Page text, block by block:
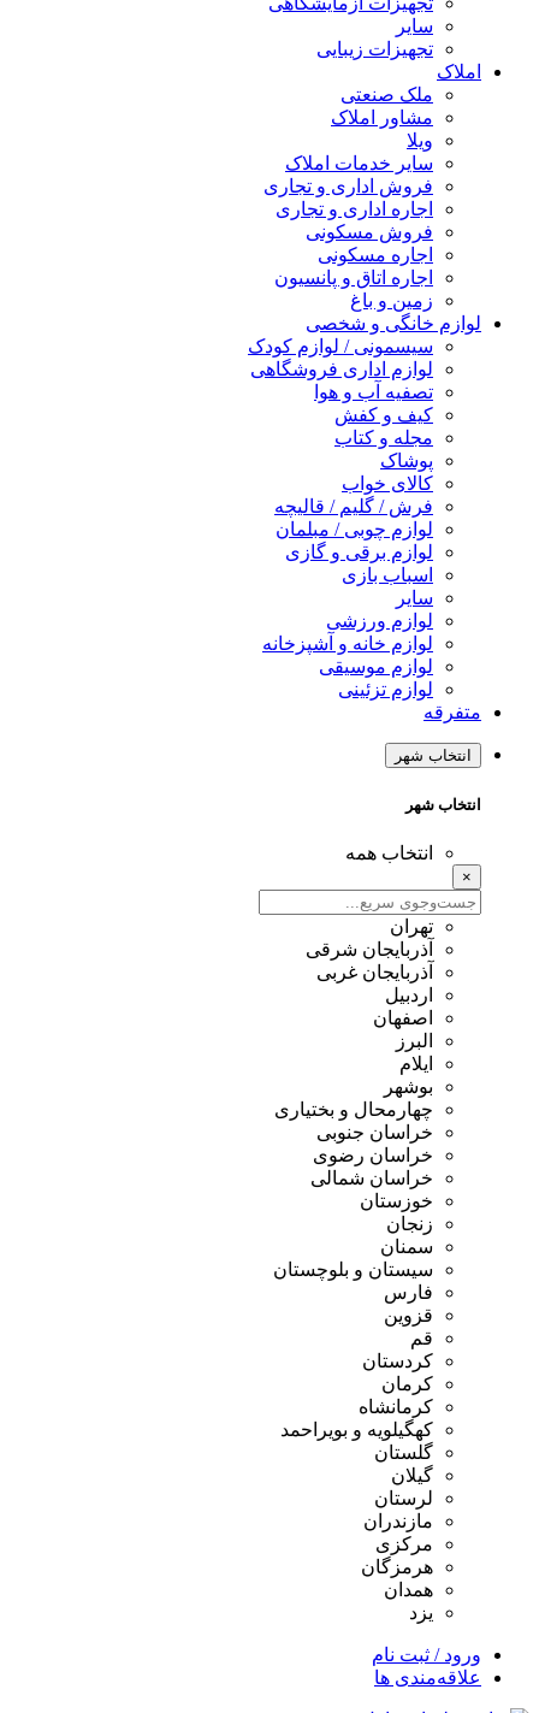
سایر
تجهیزات زیبایی
املاک
ملک صنعتی
مشاور املاک
ویلا
سایر خدمات املاک
فروش اداری و تجاری
اجاره اداری و تجاری
فروش مسکونی
اجاره مسکونی
اجاره اتاق و پانسیون
زمین و باغ
لوازم خانگی و شخصی
سیسمونی / لوازم کودک
لوازم اداری فروشگاهی
تصفیه آب و هوا
کیف و کفش
مجله و کتاب
پوشاک
کالای خواب
فرش / گلیم / قالیچه
لوازم چوبی / مبلمان
لوازم برقی و گازی
اسباب بازی
سایر
لوازم ورزشی
لوازم خانه و آشپزخانه
لوازم موسیقی
لوازم تزئینی
متفرقه
انتخاب شهر
انتخاب شهر
انتخاب همه
×
تهران
آذربایجان شرقی
آذربایجان غربی
اردبیل
اصفهان
البرز
ایلام
بوشهر
چهارمحال و بختیاری
خراسان جنوبی
خراسان رضوی
خراسان شمالی
خوزستان
زنجان
سمنان
سیستان و بلوچستان
فارس
قزوین
قم
کردستان
کرمان
کرمانشاه
کهگیلویه و بویراحمد
گلستان
گیلان
لرستان
مازندران
مرکزی
هرمزگان
همدان
یزد
ورود / ثبت نام
علاقه‌مندی ها